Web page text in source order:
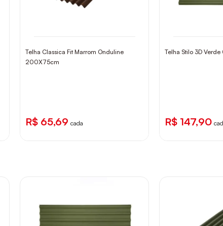
Telha Classica Fit Marrom Onduline
200X75cm
R$ 65,69 cada
Telha Stilo 3D
R$ 147,90